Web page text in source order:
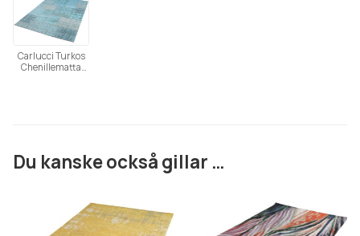
Carlucci Turkos
Chenillematta
Du kanske också gillar …